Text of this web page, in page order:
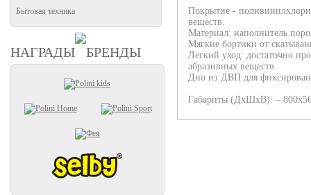
Бытовая техника
НАГРАДЫ БРЕНДЫ
Покрытие -
веществ.
Материал: наполнитель
Мягкие бортики от
Легкий уход: достаточно
абразивных веществ.
Дно из ДВП для
Габариты (ДхШхВ): –